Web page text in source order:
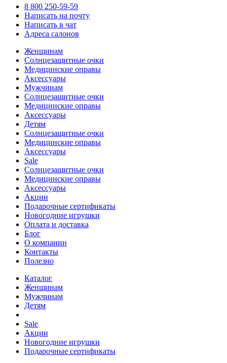
8 800 250-59-59
Написать на почту
Написать в чат
Адреса салонов
Женщинам
Солнцезащитные очки
Медицинские оправы
Аксессуары
Мужчинам
Солнцезащитные очки
Медицинские оправы
Аксессуары
Детям
Солнцезащитные очки
Медицинские оправы
Аксессуары
Sale
Солнцезащитные очки
Медицинские оправы
Аксессуары
Акции
Подарочные сертификаты
Новогодние игрушки
Оплата и доставка
Блог
О компании
Контакты
Полезно
Каталог
Женщинам
Мужчинам
Детям
Sale
Акции
Новогодние игрушки
Подарочные сертификаты